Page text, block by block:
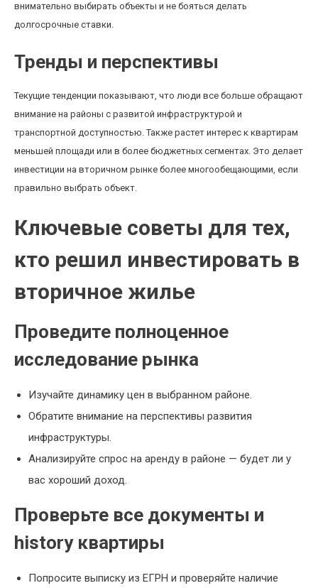
внимательно выбирать объекты и не бояться делать
долгосрочные ставки.
Тренды и перспективы
Текущие тенденции показывают, что люди все больше обращают
внимание на районы с развитой инфраструктурой и
транспортной доступностью. Также растет интерес к квартирам
меньшей площади или в более бюджетных сегментах. Это делает
инвестиции на вторичном рынке более многообещающими, если
правильно выбрать объект.
Ключевые советы для тех,
кто решил инвестировать в
вторичное жилье
Проведите полноценное
исследование рынка
Изучайте динамику цен в выбранном районе.
Обратите внимание на перспективы развития
инфраструктуры.
Анализируйте спрос на аренду в районе — будет ли у
вас хороший доход.
Проверьте все документы и
history квартиры
Попросите выписку из ЕГРН и проверяйте наличие